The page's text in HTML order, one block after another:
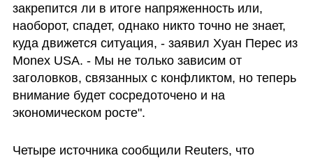
закрепится ли в итоге напряженность или,
наоборот, спадет, однако никто точно не знает,
куда движется ситуация, - заявил Хуан Перес из
Monex USA. - Мы не только зависим от
заголовков, связанных с конфликтом, но теперь
внимание будет сосредоточено и на
экономическом росте".
Четыре источника сообщили Reuters, что